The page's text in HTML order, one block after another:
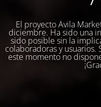
El proyecto Ávila
diciembre. Ha sido una
sido posible sin la
colaboradoras y usuarios.
este momento no